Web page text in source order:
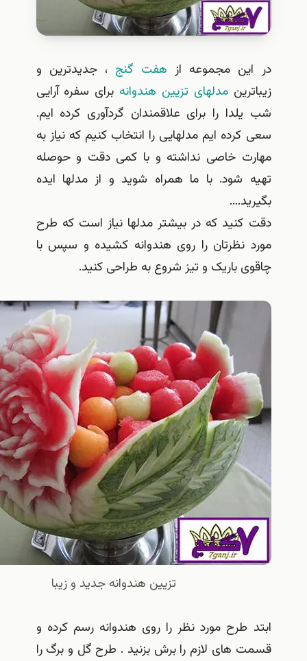
مجموعه ازهفت گنج، جدیدترین و
مدلهای تزیین هندوانهبرای سفره آرایی
را برای علاقمندان گردآوری کرده ایم.
کرده ایم مدلهایی را انتخاب کنیم که نیاز به
خاصی نداشته و با کمی دقت و حوصله
شود. با ما همراه شوید و از مدلها ایده
کنید که در بیشتر مدلها نیاز است که طرح
نظرتان را روی هندوانه کشیده و سپس با
باریک و تیز شروع به طراحی کنید.
تزیین هندوانه جدید و زیبا
طرح مورد نظر را روی هندوانه رسم کرده و
های لازم را برش بزنید . طرح گل و برگ را